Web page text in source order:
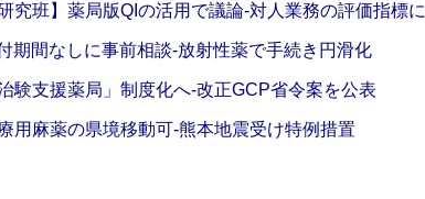
究班】薬局版QIの活用で議論‐対人業務の評価指標に
期間なしに事前相談‐放射性薬で手続き円滑化
験支援薬局」制度化へ‐改正GCP省令案を公表
用麻薬の県境移動可‐熊本地震受け特例措置